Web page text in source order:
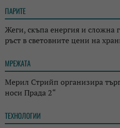
ПАРИТЕ
Жеги, скъпа енергия и сложна
ръст в световните цени на
МРЕЖАТА
Мерил Стрийп организира
носи Прада 2“
ТЕХНОЛОГИИ